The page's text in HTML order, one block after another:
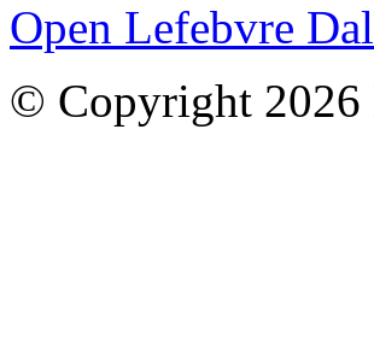
Open Lefebvre
© Copyright 2026